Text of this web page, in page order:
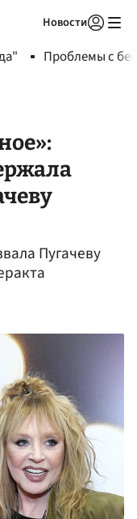
Новости
Проблемы с
Пугачеву